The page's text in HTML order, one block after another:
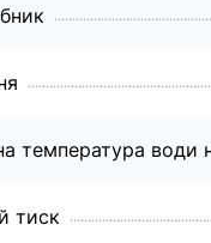
температура води
тиск